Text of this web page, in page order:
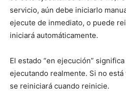
servicio, aún debe iniciarlo
ejecute de inmediato, o puede
iniciará automáticamente.
El estado “en ejecución”
ejecutando realmente. Si no
se reiniciará cuando reinicie.